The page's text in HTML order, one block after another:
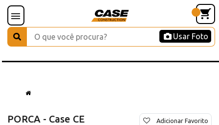
Usar Foto
PORCA - Case CE Adicionar Favorito